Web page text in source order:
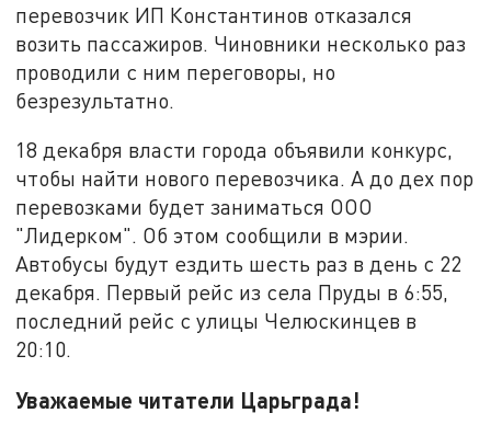
перевозчик ИП Константинов отказался
возить пассажиров. Чиновники несколько раз
проводили с ним переговоры, но
безрезультатно.
18 декабря власти города объявили конкурс,
чтобы найти нового перевозчика. А до дех пор
перевозками будет заниматься ООО
"Лидерком". Об этом сообщили в мэрии.
Автобусы будут ездить шесть раз в день с 22
декабря. Первый рейс из села Пруды в 6:55,
последний рейс с улицы Челюскинцев в
20:10.
Уважаемые читатели Царьграда!